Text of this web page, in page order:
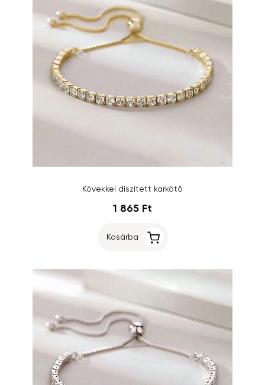
Kövekkel díszített karkötő
1 865 Ft
Kosárba